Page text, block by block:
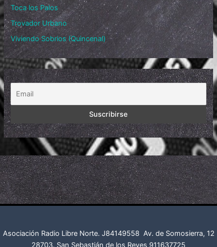
Toca los Palos
Trovador Urbano
Viviendo Sobrios (Quincenal)
Asociación Radio Libre Norte. J84149558 Av. de Somosierra, 12
28703. San Sebastián de los Reyes 911637725